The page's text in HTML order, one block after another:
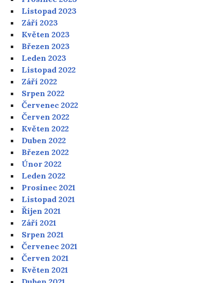
Listopad 2023
Září 2023
Květen 2023
Březen 2023
Leden 2023
Listopad 2022
Září 2022
Srpen 2022
Červenec 2022
Červen 2022
Květen 2022
Duben 2022
Březen 2022
Únor 2022
Leden 2022
Prosinec 2021
Listopad 2021
Říjen 2021
Září 2021
Srpen 2021
Červenec 2021
Červen 2021
Květen 2021